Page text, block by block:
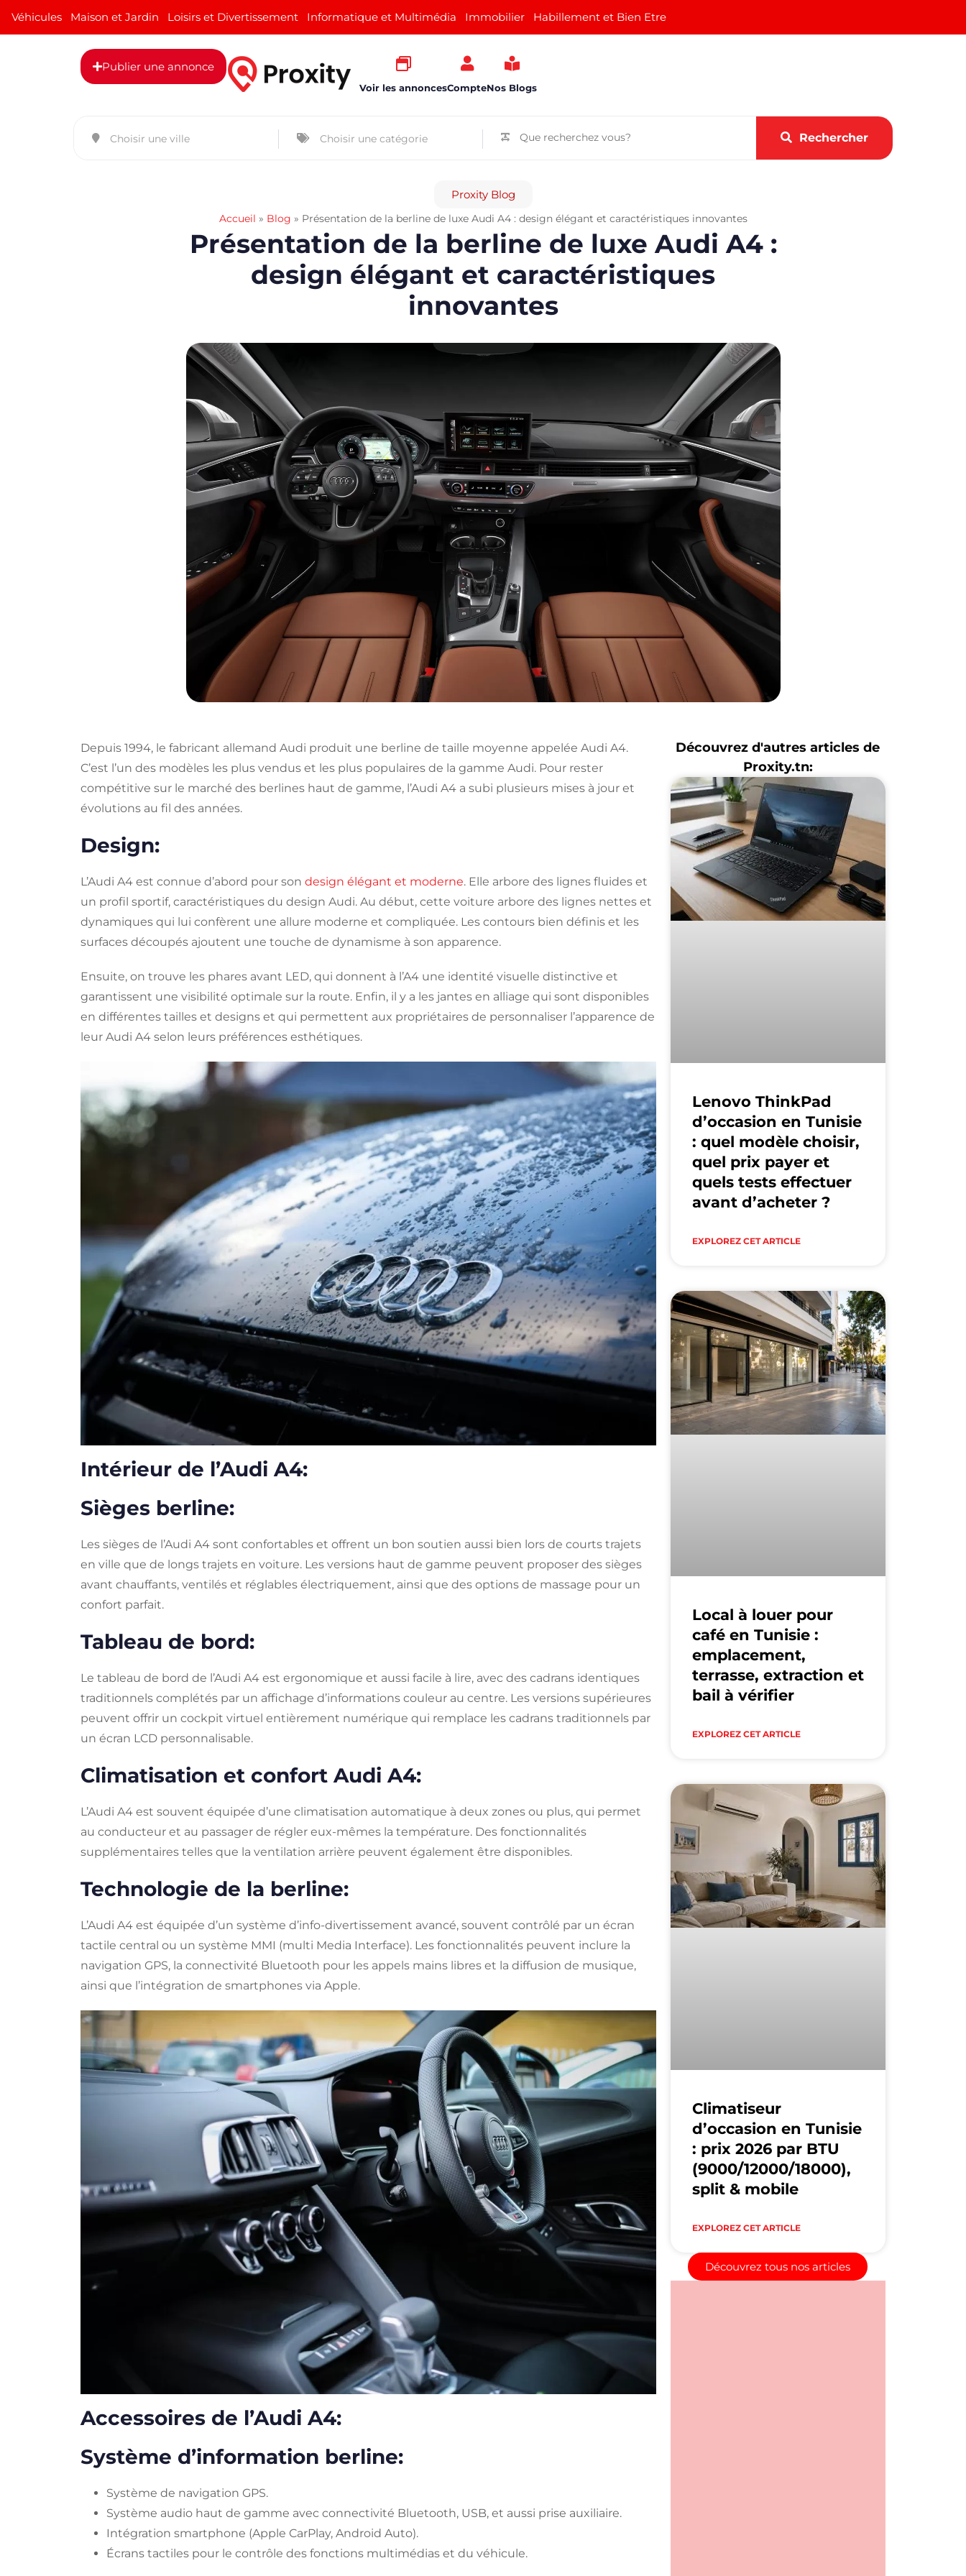
Véhicules Maison et Jardin Loisirs et Divertissement Informatique et Multimédia Immobilier Habillement et Bien Etre
Publier une annonce
Voir les annoncesCompteNos Blogs
Rechercher
Proxity Blog
Accueil » Blog » Présentation de la berline de luxe Audi A4 : design élégant et caractéristiques innovantes
Présentation de la berline de luxe Audi A4 :
design élégant et caractéristiques
innovantes
Depuis 1994, le fabricant allemand Audi produit une berline de taille moyenne appelée Audi A4.
C’est l’un des modèles les plus vendus et les plus populaires de la gamme Audi. Pour rester
compétitive sur le marché des berlines haut de gamme, l’Audi A4 a subi plusieurs mises à jour et
évolutions au fil des années.
Design:
L’Audi A4 est connue d’abord pour son design élégant et moderne. Elle arbore des lignes fluides et
un profil sportif, caractéristiques du design Audi. Au début, cette voiture arbore des lignes nettes et
dynamiques qui lui confèrent une allure moderne et compliquée. Les contours bien définis et les
surfaces découpés ajoutent une touche de dynamisme à son apparence.
Ensuite, on trouve les phares avant LED, qui donnent à l’A4 une identité visuelle distinctive et
garantissent une visibilité optimale sur la route. Enfin, il y a les jantes en alliage qui sont disponibles
en différentes tailles et designs et qui permettent aux propriétaires de personnaliser l’apparence de
leur Audi A4 selon leurs préférences esthétiques.
Intérieur de l’Audi A4:
Sièges berline:
Les sièges de l’Audi A4 sont confortables et offrent un bon soutien aussi bien lors de courts trajets
en ville que de longs trajets en voiture. Les versions haut de gamme peuvent proposer des sièges
avant chauffants, ventilés et réglables électriquement, ainsi que des options de massage pour un
confort parfait.
Tableau de bord:
Le tableau de bord de l’Audi A4 est ergonomique et aussi facile à lire, avec des cadrans identiques
traditionnels complétés par un affichage d’informations couleur au centre. Les versions supérieures
peuvent offrir un cockpit virtuel entièrement numérique qui remplace les cadrans traditionnels par
un écran LCD personnalisable.
Climatisation et confort Audi A4:
L’Audi A4 est souvent équipée d’une climatisation automatique à deux zones ou plus, qui permet
au conducteur et au passager de régler eux-mêmes la température. Des fonctionnalités
supplémentaires telles que la ventilation arrière peuvent également être disponibles.
Technologie de la berline:
L’Audi A4 est équipée d’un système d’info-divertissement avancé, souvent contrôlé par un écran
tactile central ou un système MMI (multi Media Interface). Les fonctionnalités peuvent inclure la
navigation GPS, la connectivité Bluetooth pour les appels mains libres et la diffusion de musique,
ainsi que l’intégration de smartphones via Apple.
Accessoires de l’Audi A4:
Système d’information berline:
Système de navigation GPS.
Système audio haut de gamme avec connectivité Bluetooth, USB, et aussi prise auxiliaire.
Intégration smartphone (Apple CarPlay, Android Auto).
Écrans tactiles pour le contrôle des fonctions multimédias et du véhicule.
Découvrez d'autres articles de
Proxity.tn:
Lenovo ThinkPad
d’occasion en Tunisie
: quel modèle choisir,
quel prix payer et
quels tests effectuer
avant d’acheter ?
EXPLOREZ CET ARTICLE
Local à louer pour
café en Tunisie :
emplacement,
terrasse, extraction et
bail à vérifier
EXPLOREZ CET ARTICLE
Climatiseur
d’occasion en Tunisie
: prix 2026 par BTU
(9000/12000/18000),
split & mobile
EXPLOREZ CET ARTICLE
Découvrez tous nos articles